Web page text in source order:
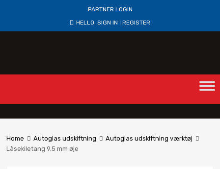
PARTNER LOGIN
HELLO. SIGN IN REGISTER
Home Autoglas udskiftning
Autoglas udskiftning værktøj
Låsekiletang 9,5 mm øje